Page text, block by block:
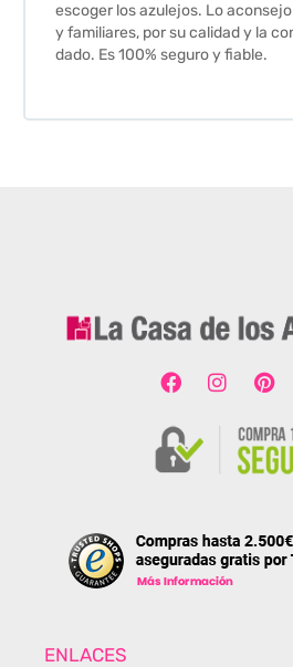
escoger los azulejos. Lo
y familiares, por su calidad y la
dado. Es 100% seguro y fiable.
ENLACES